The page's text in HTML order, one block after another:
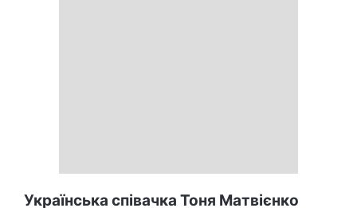
Українська співачка Тоня Матвієнко